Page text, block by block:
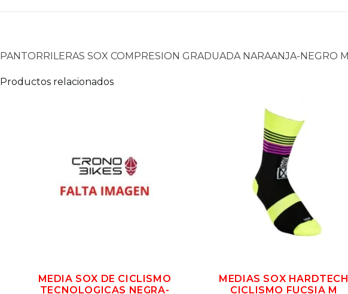
PANTORRILERAS SOX COMPRESION GRADUADA NARAANJA-NEGRO M
Productos relacionados
MEDIA SOX DE CICLISMO
TECNOLOGICAS NEGRA-
MEDIAS SOX HARDTECH
CICLISMO FUCSIA M